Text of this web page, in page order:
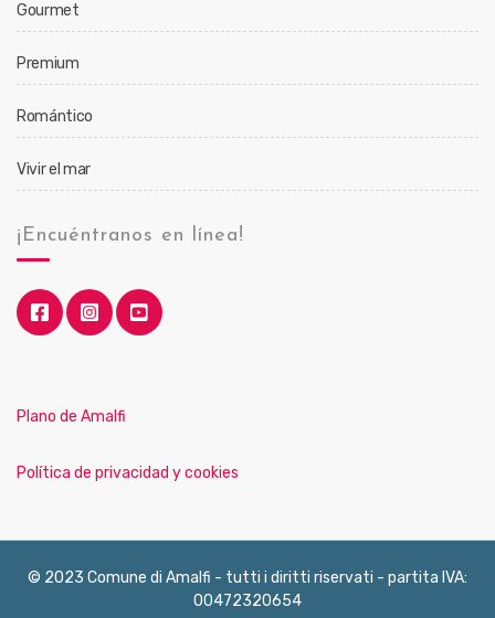
Gourmet
Premium
Romántico
Vivir el mar
¡Encuéntranos en línea!
Plano de Amalfi
Política de privacidad y cookies
© 2023 Comune di Amalfi - tutti i diritti riservati - partita IVA:
00472320654